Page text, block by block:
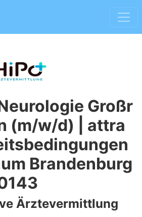
Großr
(m/w/d) | attra
Brandenburg
Ärztevermittlung